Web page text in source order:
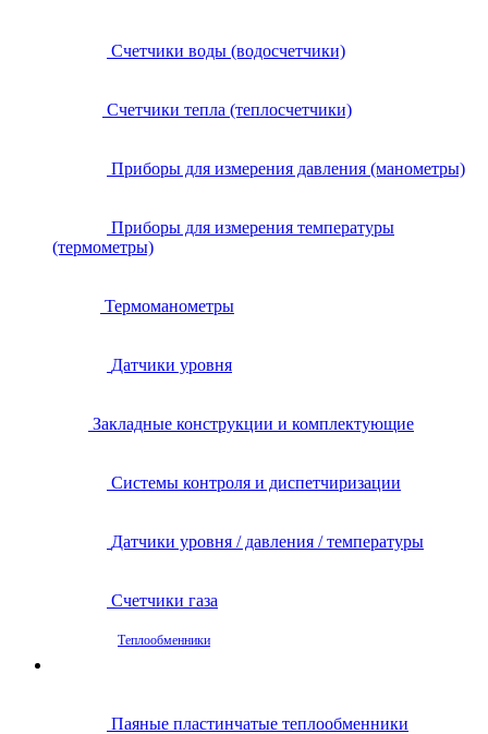
Счетчики воды (водосчетчики)
Счетчики тепла (теплосчетчики)
Приборы для измерения давления (манометры)
Приборы для измерения температуры
(термометры)
Термоманометры
Датчики уровня
Закладные конструкции и комплектующие
Системы контроля и диспетчиризации
Датчики уровня / давления / температуры
Счетчики газа
Теплообменники
Паяные пластинчатые теплообменники